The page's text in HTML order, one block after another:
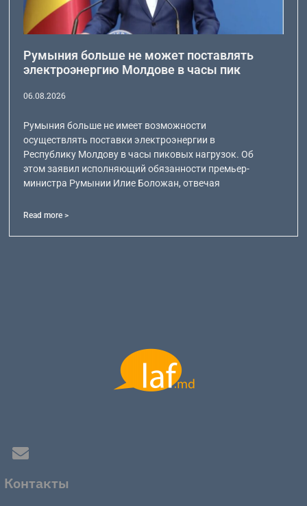
Румыния больше не может поставлять
электроэнергию Молдове в часы пик
06.08.2026
Румыния больше не имеет возможности
осуществлять поставки электроэнергии в
Республику Молдову в часы пиковых нагрузок. Об
этом заявил исполняющий обязанности премьер-
министра Румынии Илие Боложан, отвечая
Read more >
Контакты